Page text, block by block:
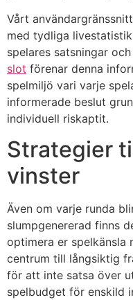
Vårt
med tydliga
spelares satsningar
slot förenar denna
spelmiljö vari varje
informerade beslut
individuell riskaptit.
Strategier
vinster
Även om varje runda
slumpgenererad finns
optimera er spelkänsla
centrum till långsiktig
för att inte satsa över
spelbudget för enskild